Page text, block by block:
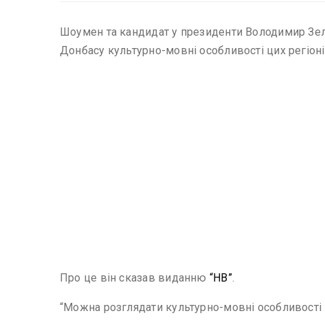
Шоумен та кандидат у президенти Володимир
Донбасу культурно-мовні особливості цих
Про це він сказав виданню “НВ”.
“Можна розглядати культурно-мовні